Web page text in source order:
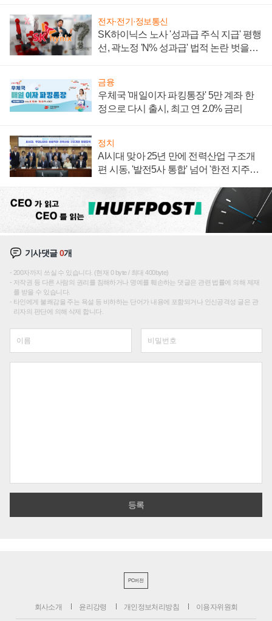
전자·전기·정보통신
SK하이닉스 노사 '성과급 주식 지급' 평행
선, 곽노정 'N% 성과급' 법적 논란 벗을지
금융
우체국 '매일이자 파킹통장' 5만 계좌 한
정으로 다시 출시, 최고 연 2.0% 금리
정치
AI시대 맞아 25년 만에 전력산업 구조개
편 시동, '발전5사 통합' 넘어 '한전 지주사'
기사댓글0개
200자까지 쓰실 수 있습니다. (현재 0 byte / 최대 400byte)
저작권 등 다른 사람의 권리를 침해하거나 명예를 훼손하는 댓글은 관련 법률에 의해 제재
를 받을 수 있습니다.
타인에게 불쾌감을 주는 욕설 등 비하하는 단어가 내용에 포함되거나 인신공격성 글은 관
리자의 판단에 의해 삭제 합니다.
PC버전
회사소개 윤리강령 개인정보처리방침 이용자위원회